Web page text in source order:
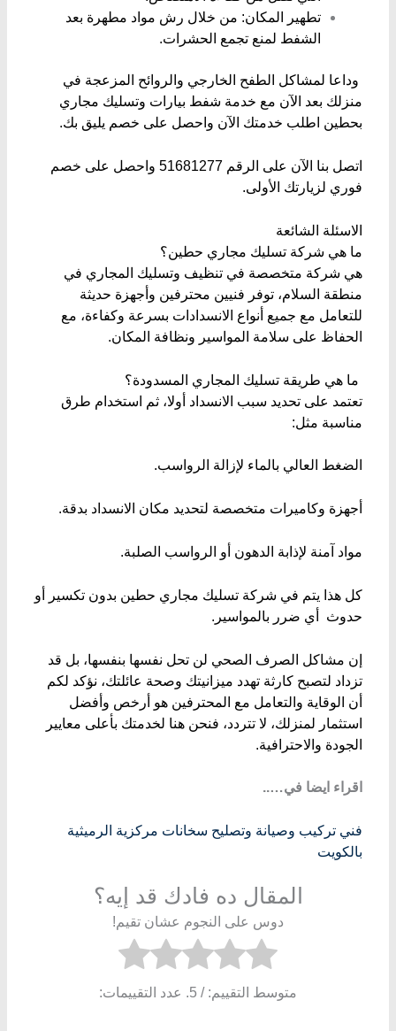
​تطهير المكان: من خلال رش مواد مطهرة بعد
الشفط لمنع تجمع الحشرات.
​ وداعا لمشاكل الطفح الخارجي والروائح المزعجة في
منزلك بعد الآن مع خدمة شفط بيارات وتسليك مجاري
بحطين اطلب خدمتك الآن واحصل على خصم يليق بك.
اتصل بنا الآن على الرقم 51681277 واحصل على خصم
فوري لزيارتك الأولى.
الاسئلة الشائعة
ما هي شركة تسليك مجاري حطين؟
هي شركة متخصصة في تنظيف وتسليك المجاري في
منطقة السلام، توفر فنيين محترفين وأجهزة حديثة
للتعامل مع جميع أنواع الانسدادات بسرعة وكفاءة، مع
الحفاظ على سلامة المواسير ونظافة المكان.
ما هي طريقة تسليك المجاري المسدودة؟
تعتمد على تحديد سبب الانسداد أولا، ثم استخدام طرق
مناسبة مثل:
الضغط العالي بالماء لإزالة الرواسب.
أجهزة وكاميرات متخصصة لتحديد مكان الانسداد بدقة.
مواد آمنة لإذابة الدهون أو الرواسب الصلبة.
كل هذا يتم في شركة تسليك مجاري حطين بدون تكسير أو
حدوث أي ضرر بالمواسير.
​إن مشاكل الصرف الصحي لن تحل نفسها بنفسها، بل قد
تزداد لتصبح كارثة تهدد ميزانيتك وصحة عائلتك، نؤكد لكم
أن الوقاية والتعامل مع المحترفين هو أرخص وأفضل
استثمار لمنزلك، لا تتردد، فنحن هنا لخدمتك بأعلى معايير
الجودة والاحترافية.
اقراء ايضا في…..
فني تركيب وصيانة وتصليح سخانات مركزية الرميثية
بالكويت
المقال ده فادك قد إيه؟
دوس على النجوم عشان تقيم!
متوسط التقييم:/ 5. عدد التقييمات: